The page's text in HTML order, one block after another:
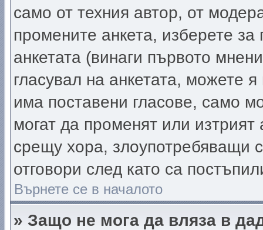
само от техния автор, от
промените анкета, изберете
анкетата (винаги първото
гласувал на анкетата, можете
има поставени гласове, само
могат да променят или
срещу хора, злоупотребяващи
отговори след като са
Върнете се в началото
» Защо не мога да вляза в